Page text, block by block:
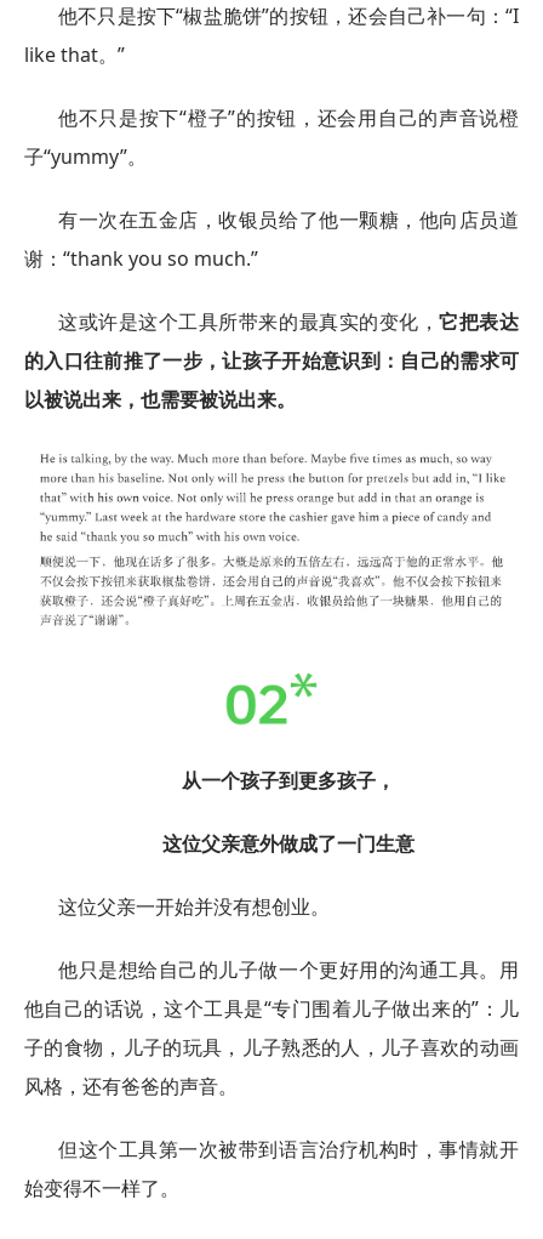
他不只是按下“椒盐脆饼”的按钮，还会自己补一句：“I
like that。”
他不只是按下“橙子”的按钮，还会用自己的声音说橙
子“yummy”。
有一次在五金店，收银员给了他一颗糖，他向店员道
谢：“thank you so much.”
这或许是这个工具所带来的最真实的变化，它把表达
的入口往前推了一步，让孩子开始意识到：自己的需求可
以被说出来，也需要被说出来。
从一个孩子到更多孩子，
这位父亲意外做成了一门生意
这位父亲一开始并没有想创业。
他只是想给自己的儿子做一个更好用的沟通工具。用
他自己的话说，这个工具是“专门围着儿子做出来的”：儿
子的食物，儿子的玩具，儿子熟悉的人，儿子喜欢的动画
风格，还有爸爸的声音。
但这个工具第一次被带到语言治疗机构时，事情就开
始变得不一样了。